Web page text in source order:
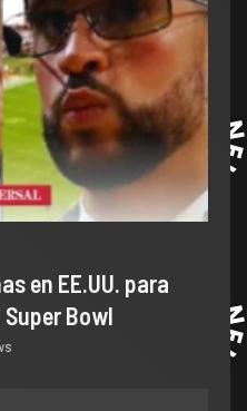
en EE.UU. para
Bowl